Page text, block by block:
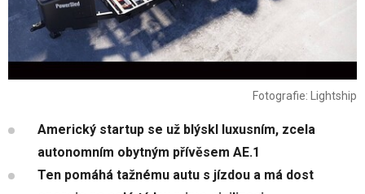
Fotografie: Lightship
Americký startup se už blýskl luxusním, zcela
autonomním obytným přívěsem AE.1
Ten pomáhá tažnému autu s jízdou a má dost